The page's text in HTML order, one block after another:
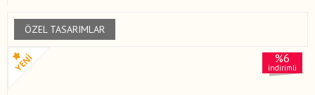
ÖZEL TASARIMLAR
%6
indirimli